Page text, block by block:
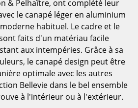
PC
& Pelhaître, ont complété leur
le canapé léger en aluminium
habituel. Le cadre et le
faits d'un matériau facile
aux intempéries. Grâce à sa
le canapé design peut être
optimale avec les autres
Bellevie dans le bel ensemble
à l'intérieur ou à l'extérieur.